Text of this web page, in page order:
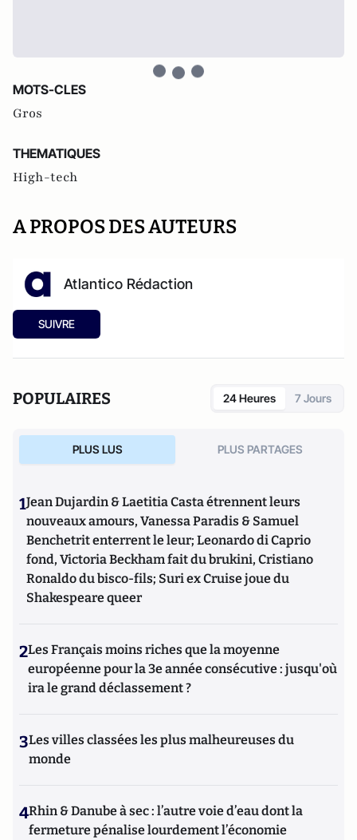
MOTS-CLES
Gros
THEMATIQUES
High-tech
A PROPOS DES AUTEURS
Atlantico Rédaction
SUIVRE
POPULAIRES 24 Heures 7 Jours
PLUS LUS PLUS PARTAGES
1Jean Dujardin & Laetitia Casta étrennent leurs
nouveaux amours, Vanessa Paradis & Samuel
Benchetrit enterrent le leur; Leonardo di Caprio
fond, Victoria Beckham fait du brukini, Cristiano
Ronaldo du bisco-fils; Suri ex Cruise joue du
Shakespeare queer
2Les Français moins riches que la moyenne
européenne pour la 3e année consécutive : jusqu'où
ira le grand déclassement ?
3Les villes classées les plus malheureuses du
monde
4Rhin & Danube à sec : l’autre voie d’eau dont la
fermeture pénalise lourdement l’économie